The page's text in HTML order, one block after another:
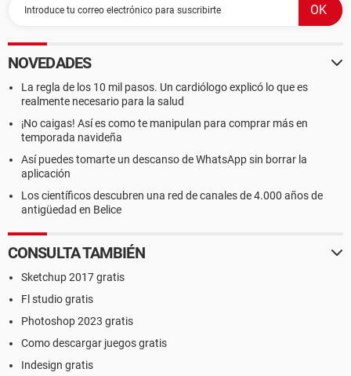
NOVEDADES
La regla de los 10 mil pasos. Un cardiólogo explicó lo que es
realmente necesario para la salud
¡No caigas! Así es como te manipulan para comprar más en
temporada navideña
Así puedes tomarte un descanso de WhatsApp sin borrar la
aplicación
Los científicos descubren una red de canales de 4.000 años de
antigüedad en Belice
CONSULTA TAMBIÉN
Sketchup 2017 gratis
Fl studio gratis
Photoshop 2023 gratis
Como descargar juegos gratis
Indesign gratis